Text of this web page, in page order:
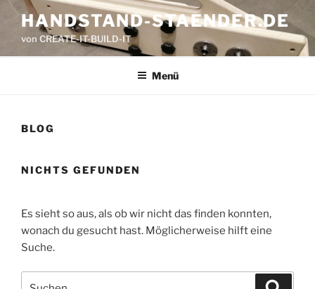
Zum
Inhalt
springen
HANDSTAND-STAENDER.DE
von CREATE-IT-BUILD-IT
Menü
BLOG
NICHTS GEFUNDEN
Es sieht so aus, als ob wir nicht das finden konnten,
wonach du gesucht hast. Möglicherweise hilft eine
Suche.